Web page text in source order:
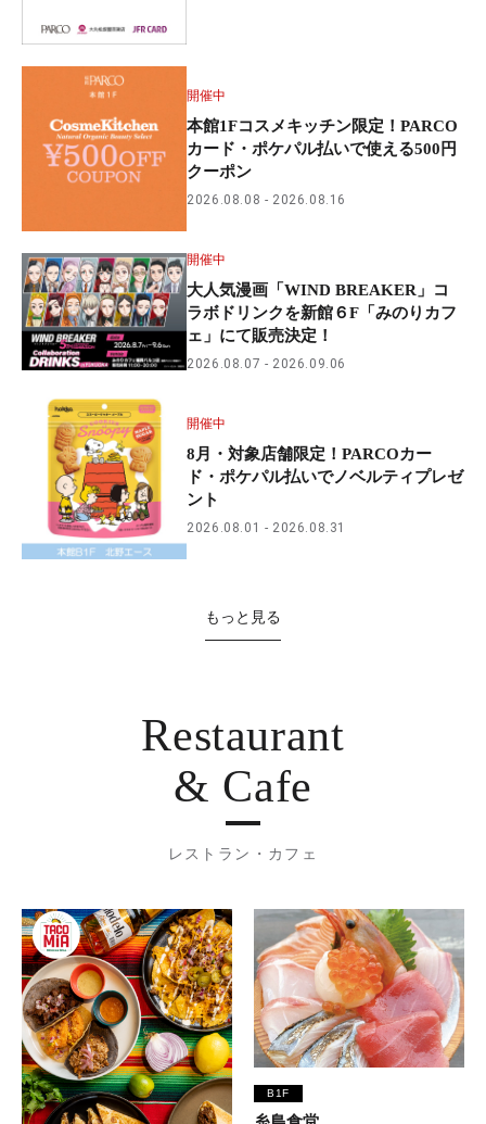
開催中
本館1Fコスメキッチン限定！PARCO
カード・ポケパル払いで使える500円
クーポン
2026.08.08 2026.08.16
開催中
大人気漫画「WIND BREAKER」コ
ラボドリンクを新館６F「みのりカフ
ェ」にて販売決定！
2026.08.07 2026.09.06
開催中
8月・対象店舗限定！PARCOカー
ド・ポケパル払いでノベルティプレゼ
ント
2026.08.01 2026.08.31
もっと見る
Restaurant
& Cafe
レストラン・カフェ
B1F